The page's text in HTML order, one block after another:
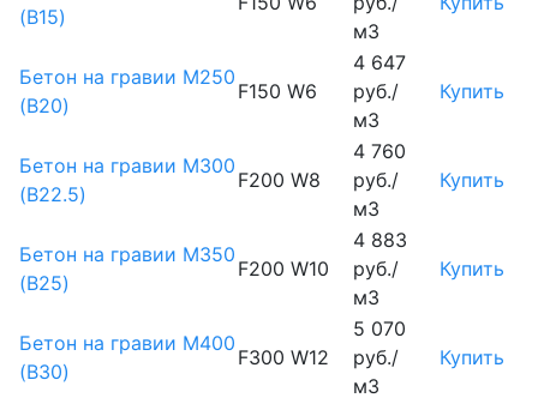
(B15)
м3
Бетон на гравии М250
(B20)
F150 W6
4 647
руб./
м3
Купить
Бетон на гравии М300
(B22.5)
F200 W8
4 760
руб./
м3
Купить
Бетон на гравии М350
(B25)
F200 W10
4 883
руб./
м3
Купить
Бетон на гравии М400
(B30)
F300 W12
5 070
руб./
м3
Купить